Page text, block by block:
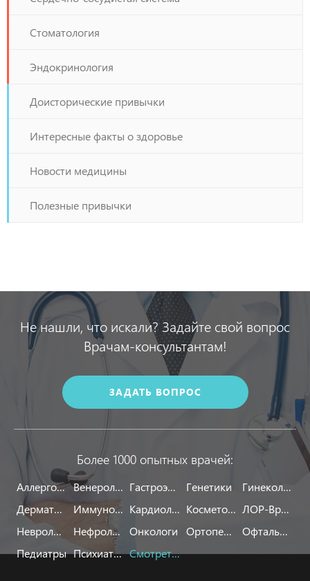
Стоматология
Эндокринология
Доисторические привычки
Интересные факты о здоровье
Новости медицины
Полезные привычки
Не нашли, что искали? Задайте свой вопрос
Врачам-консультантам!
ЗАДАТЬ ВОПРОС
Более 1000 опытных врачей:
Аллергологи Венерологи Гастроэнтерологи Генетики
Гинекологи
Дерматологи
Иммунологи Кардиологи Косметологи
ЛОР-Врачи
Неврологи
Нефрологи Онкологи Ортопеды
Офтальмологи
Педиатры
Психиатры Смотреть все